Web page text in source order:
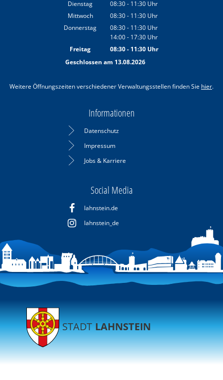
Dienstag 08:30- 11:30 Uhr
Von 08:30 bis 11:30 Uhr
Mittwoch 08:30- 11:30 Uhr
Von 08:30 bis 11:30 Uhr
Donnerstag 08:30- 11:30 Uhr
Von 08:30 bis 11:30 Uhr
14:00- 17:30 Uhr
Von 14:00 bis 17:30 Uhr
Freitag 08:30- 11:30Uhr
Von 08:30 bis 11:30 Uhr
Geschlossen am 13.08.2026
Weitere Öffnungszeiten verschiedener Verwaltungsstellen finden Sie hier.
Informationen
Datenschutz
Impressum
Jobs & Karriere
Social Media
lahnstein.de
lahnstein_de
STADTLAHNSTEIN